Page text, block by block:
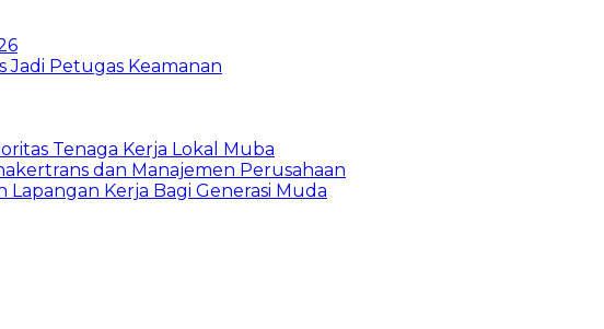
Jadi Petugas Keamanan
Tenaga Kerja Lokal Muba
dan Manajemen Perusahaan
Kerja Bagi Generasi Muda